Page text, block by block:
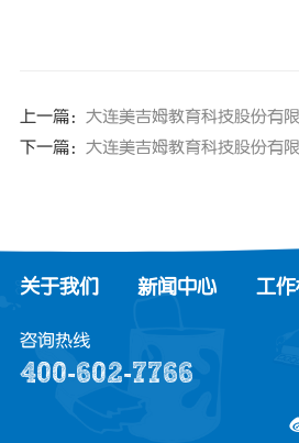
上一篇：
下一篇： 大连美吉姆教育科技股份有
关于我们 新闻中心 工
咨询热线
400-602-7766